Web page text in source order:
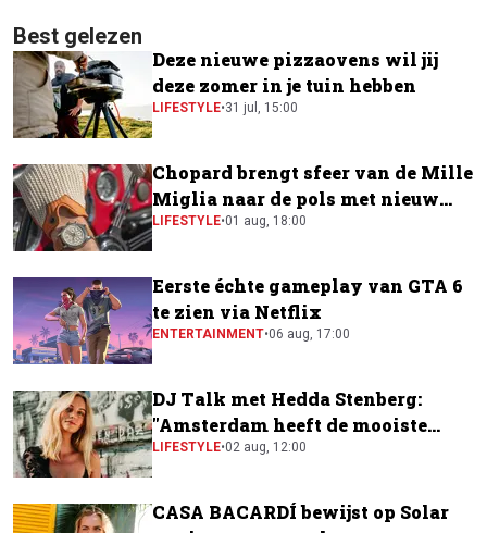
Best gelezen
Deze nieuwe pizzaovens wil jij
deze zomer in je tuin hebben
LIFESTYLE•31 jul, 15:00
Chopard brengt sfeer van de Mille
Miglia naar de pols met nieuw
horloge
LIFESTYLE•01 aug, 18:00
Eerste échte gameplay van GTA 6
te zien via Netflix
ENTERTAINMENT•06 aug, 17:00
DJ Talk met Hedda Stenberg:
"Amsterdam heeft de mooiste
festivalscene van Europa"
LIFESTYLE•02 aug, 12:00
CASA BACARDÍ bewijst op Solar